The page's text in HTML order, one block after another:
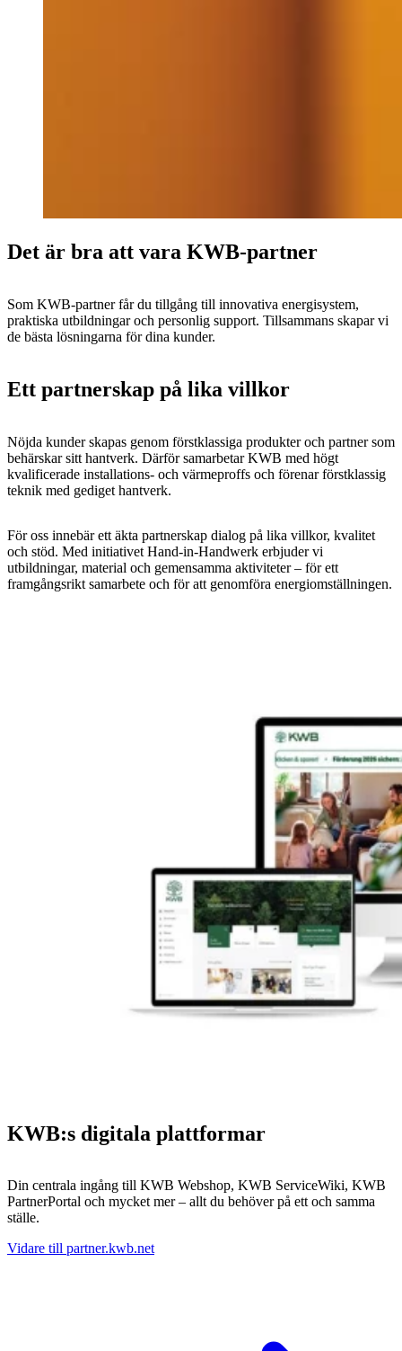
Det är bra att vara KWB-partner
Som KWB-partner får du tillgång till innovativa energisystem,
praktiska utbildningar och personlig support. Tillsammans skapar vi
de bästa lösningarna för dina kunder.
Ett partnerskap på lika villkor
Nöjda kunder skapas genom förstklassiga produkter och partner som
behärskar sitt hantverk. Därför samarbetar KWB med högt
kvalificerade installations- och värmeproffs och förenar förstklassig
teknik med gediget hantverk.
För oss innebär ett äkta partnerskap dialog på lika villkor, kvalitet
och stöd. Med initiativet Hand-in-Handwerk erbjuder vi
utbildningar, material och gemensamma aktiviteter – för ett
framgångsrikt samarbete och för att genomföra energiomställningen.
KWB:s digitala plattformar
Din centrala ingång till KWB Webshop, KWB ServiceWiki, KWB
PartnerPortal och mycket mer – allt du behöver på ett och samma
ställe.
Vidare till partner.kwb.net